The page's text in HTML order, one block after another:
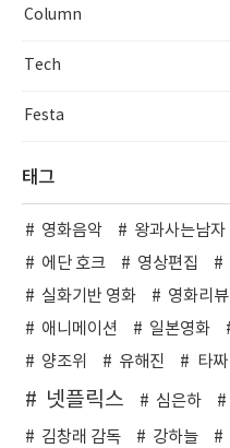
Column
Tech
Festa
태그
영화음악 왕과사는남자
에단 호크
영상편집
실화기반 영화
영화리뷰
애니메이션
일본영화
양조위
유해진 타짜
넷플릭스 심은하
김창래 감독
강하늘